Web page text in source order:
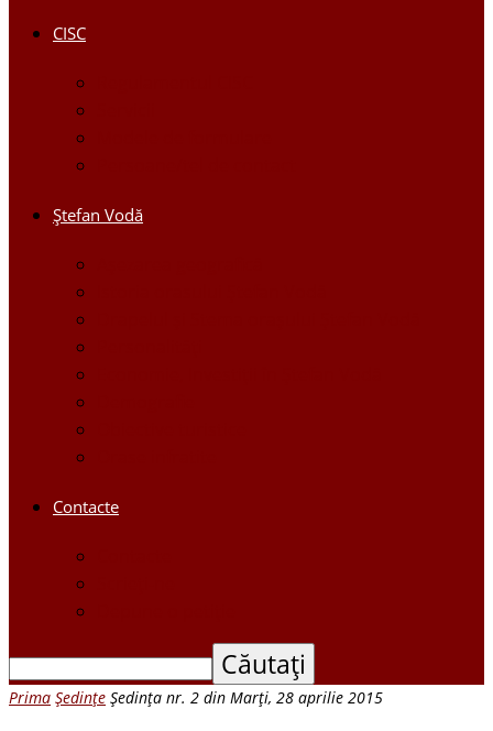
CISC
Ştefan Vodă
Contacte
Prima Ședințe Şedinţa nr. 2 din Marți, 28 aprilie 2015